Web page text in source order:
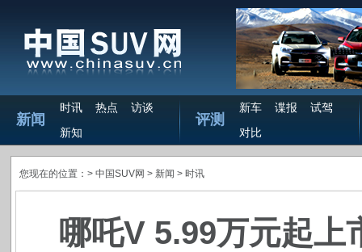
新闻
时讯 热点
访谈
新知
评测
新车 谍报
试驾
对比
您现在的位置：> 中国SUV网 > 新闻 > 时讯
哪吒V 5.99万元起上